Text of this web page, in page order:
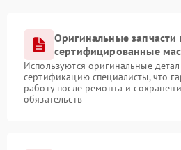
Оригинальные запчасти
сертифицированные
Используются оригинальные
сертификацию специалисты, что
работу после ремонта и
обязательств